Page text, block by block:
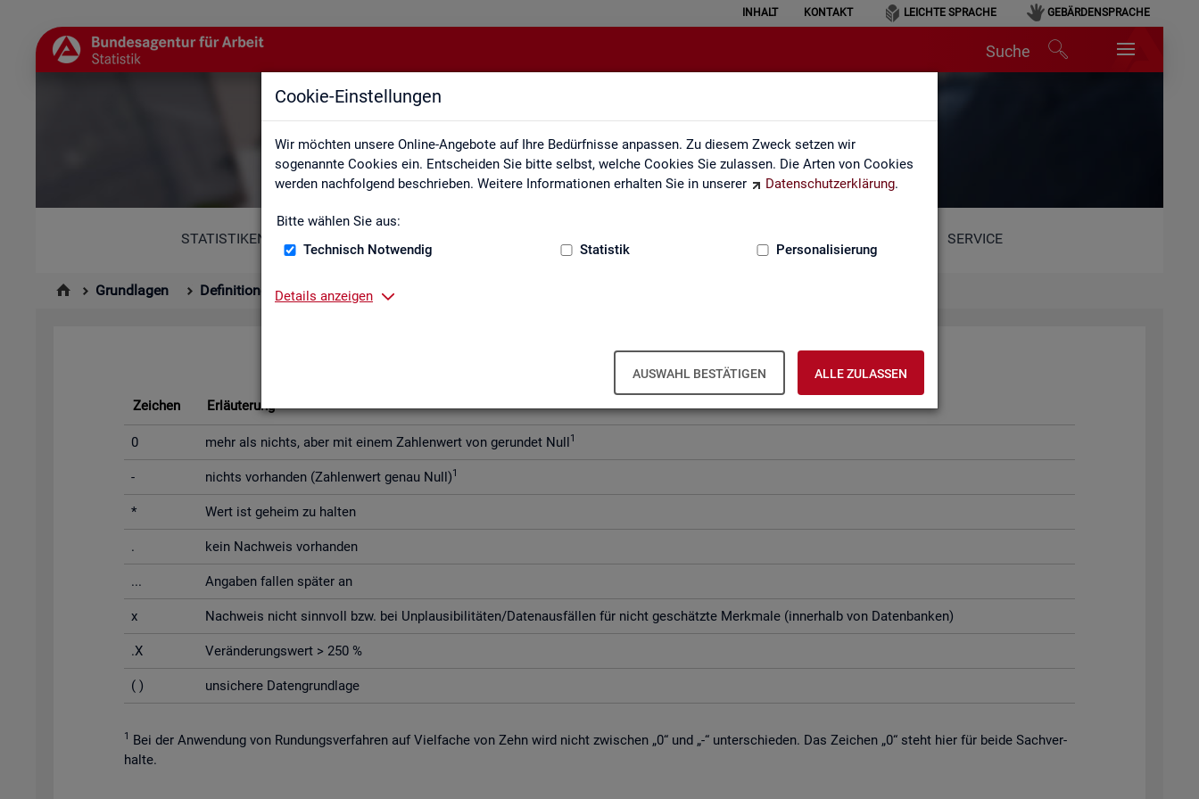
Cookie-Einstellungen
Wir möchten unsere Online-Angebote auf Ihre Bedürfnisse anpassen. Zu diesem Zweck setzen wir
sogenannte Cookies ein. Entscheiden Sie bitte selbst, welche Cookies Sie zulassen. Die Arten von Cookies
werden nachfolgend beschrieben. Weitere Informationen erhalten Sie in unserer
Datenschutzerklärung.
Bitte wählen Sie aus:
Technisch Notwendig
Statistik Personalisierung
Details anzeigen
AUSWAHL BESTÄTIGEN ALLE ZULASSEN
INHALT KONTAKT LEICHTE SPRACHE GEBÄRDENSPRACHE
Suche
Abkürzungsverzeichnis und Zeichenerklärung
STATISTIKEN SERVICE
Grundlagen Definitionen Abkürzungsverzeichnis und Zeichenerklärung
Zei­chen­er­klä­rung
Zei­chen Er­läu­te­rung
0 mehr als nichts, aber mit einem Zah­len­wert von ge­run­det Null1
- nichts vor­han­den (Zah­len­wert genau Null)1
* Wert ist ge­heim zu hal­ten
. kein Nach­weis vor­han­den
... An­ga­ben fal­len spä­ter an
x Nach­weis nicht sinn­voll bzw. bei Un­plau­si­bi­li­tä­ten/Da­ten­aus­fäl­len für nicht ge­schätz­te Merk­ma­le (in­ner­halb von Da­ten­ban­ken)
.X Ver­än­de­rungs­wert > 250 %
( ) un­si­che­re Da­ten­grund­la­ge
1 Bei der An­wen­dung von Run­dungs­ver­fah­ren auf Viel­fa­che von Zehn wird nicht zwi­schen „0“ und „-“ un­ter­schie­den. Das Zei­chen „0“ steht hier für beide Sach­ver­
hal­te.